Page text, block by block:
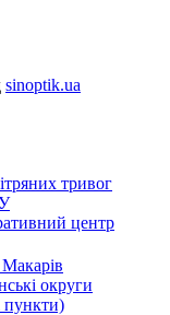
sinoptik.ua
тривог
центр
округи
пункти)